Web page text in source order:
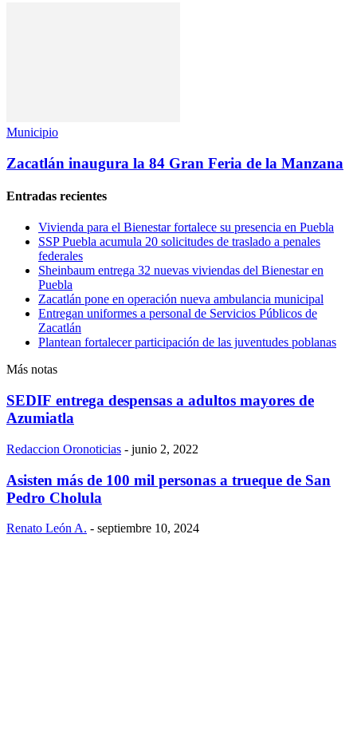
Municipio
Zacatlán inaugura la 84 Gran Feria de la Manzana
Entradas recientes
Vivienda para el Bienestar fortalece su presencia en Puebla
SSP Puebla acumula 20 solicitudes de traslado a penales
federales
Sheinbaum entrega 32 nuevas viviendas del Bienestar en
Puebla
Zacatlán pone en operación nueva ambulancia municipal
Entregan uniformes a personal de Servicios Públicos de
Zacatlán
Plantean fortalecer participación de las juventudes poblanas
Más notas
SEDIF entrega despensas a adultos mayores de
Azumiatla
Redaccion Oronoticias - junio 2, 2022
Asisten más de 100 mil personas a trueque de San
Pedro Cholula
Renato León A. - septiembre 10, 2024